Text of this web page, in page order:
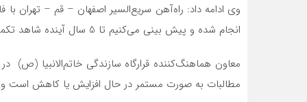
انجام شده و پیش بینی می‌کنیم تا 5 سال آینده شاهد تکمیل این پروژه باشیم.
معاون هماهنگ‌کننده قرارگاه سازندگی خاتم‌الانبیا
مطالبات به صورت مستمر در حال افزایش یا کاهش است و